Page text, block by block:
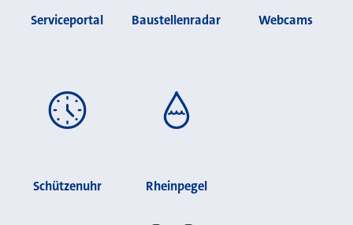
Serviceportal Baustellenradar Webcams
Schützenuhr Rheinpegel